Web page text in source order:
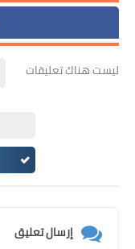
ليست هناك تعليقات
إرسال تعليق